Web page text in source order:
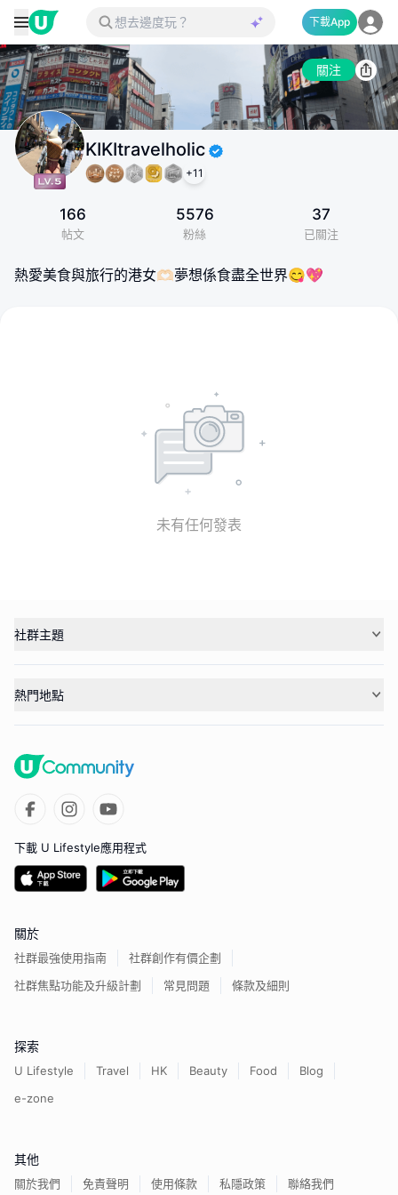
下載App
關注
KIKItravelholic
+11
166
帖文
5576
粉絲
37
已關注
熱愛美食與旅行的港女🫶🏻夢想係食盡全世界😋💖
未有任何發表
社群主題
熱門地點
下載 U Lifestyle應用程式
關於
社群最強使用指南
社群創作有價企劃
社群焦點功能及升級計劃
常見問題 條款及細則
探索
U Lifestyle Travel HK Beauty Food
Blog
e-zone
其他
關於我們 免責聲明 使用條款 私隱政策 聯絡我們